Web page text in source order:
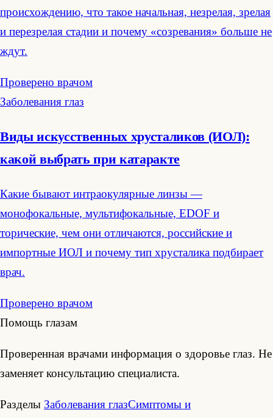
происхождению, что такое начальная, незрелая, зрелая
и перезрелая стадии и почему «созревания» больше не
ждут.
Проверено врачом
Заболевания глаз
Виды искусственных хрусталиков (ИОЛ):
какой выбрать при катаракте
Какие бывают интраокулярные линзы —
монофокальные, мультифокальные, EDOF и
торические, чем они отличаются, российские и
импортные ИОЛ и почему тип хрусталика подбирает
врач.
Проверено врачом
Помощь глазам
Проверенная врачами информация о здоровье глаз. Не
заменяет консультацию специалиста.
Разделы Заболевания глазСимптомы и